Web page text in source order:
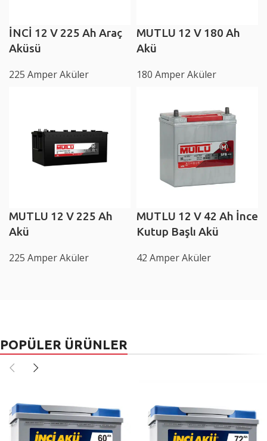
İNCİ 12 V 225 Ah Araç
Aküsü
225 Amper Aküler
MUTLU 12 V 180 Ah
Akü
180 Amper Aküler
MUTLU 12 V 225 Ah
Akü
225 Amper Aküler
MUTLU 12 V 42 Ah İnce
Kutup Başlı Akü
42 Amper Aküler
POPÜLER ÜRÜNLER